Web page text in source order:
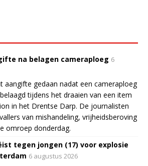
na belagen cameraploeg 6
aangifte gedaan nadat een cameraploeg
tijdens het draaien van een item
in het Drentse Darp. De journalisten
van mishandeling, vrijheidsberoving
omroep donderdag.
tegen jongen (17) voor explosie
6 augustus 2026